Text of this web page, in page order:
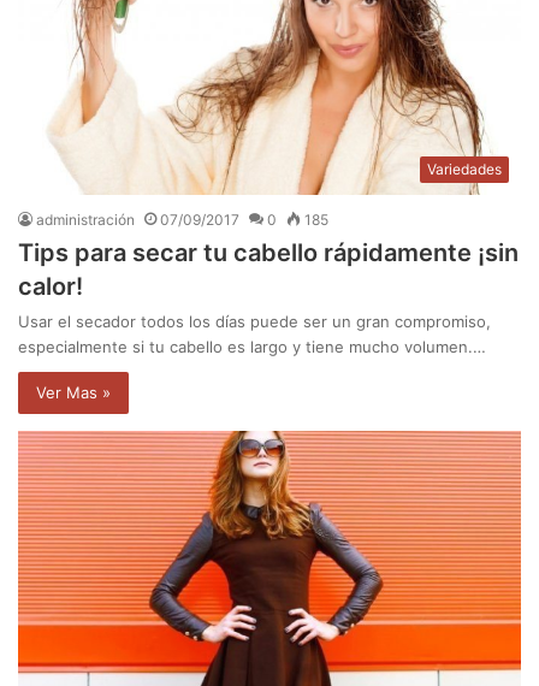
Variedades
administración 07/09/2017 0 185
Tips para secar tu cabello rápidamente ¡sin
calor!
Usar el secador todos los días puede ser un gran compromiso,
especialmente si tu cabello es largo y tiene mucho volumen.…
Ver Mas »